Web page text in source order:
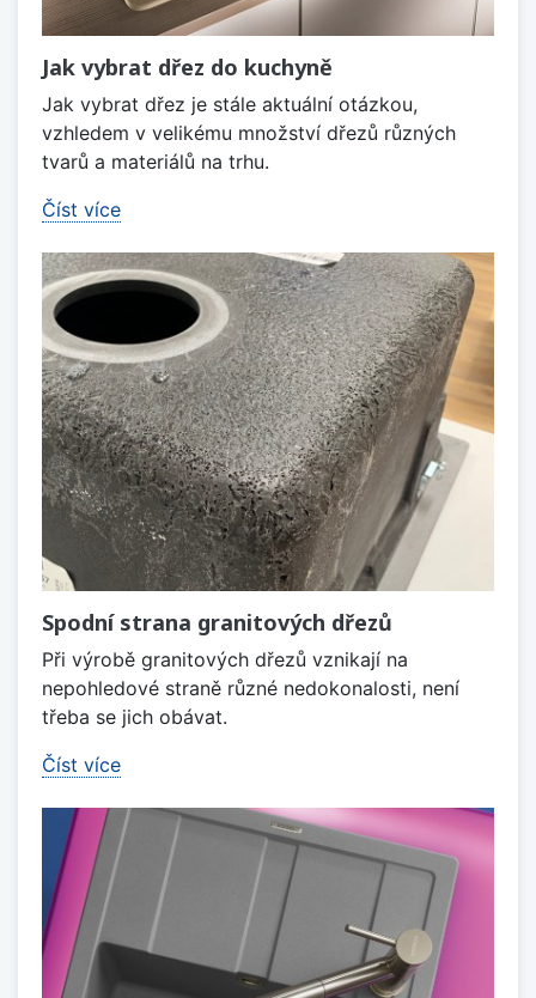
Jak vybrat dřez do kuchyně
Jak vybrat dřez je stále aktuální otázkou,
vzhledem v velikému množství dřezů různých
tvarů a materiálů na trhu.
Číst více
Spodní strana granitových dřezů
Při výrobě granitových dřezů vznikají na
nepohledové straně různé nedokonalosti, není
třeba se jich obávat.
Číst více